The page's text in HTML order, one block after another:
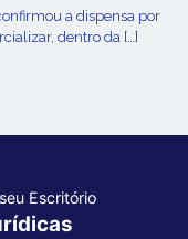
a dispensa por
dentro da […]
Escritório